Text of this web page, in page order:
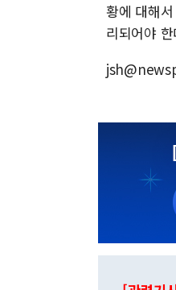
황에 대해
리되어야